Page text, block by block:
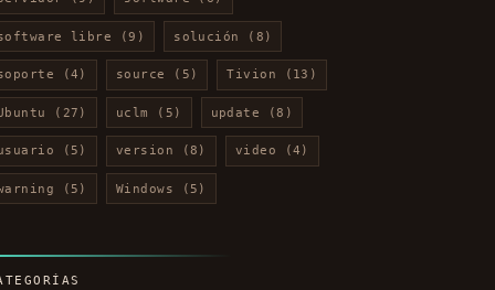
libre (9) solución (8)
(4) source (5) Tivion (13)
(27) uclm (5) update (8)
(5) version (8) video (4)
(5) Windows (5)